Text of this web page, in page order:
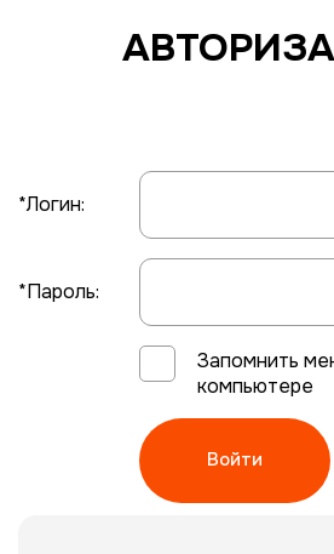
*Логин:
*Пароль:
Запомнить
компьютере